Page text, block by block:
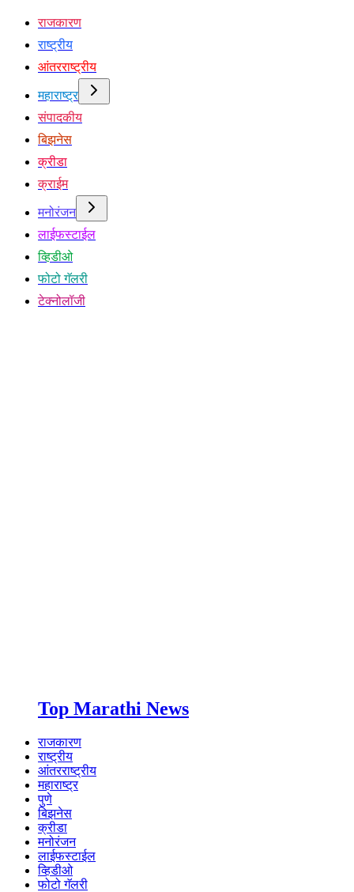
राजकारण
राष्ट्रीय
आंतरराष्ट्रीय
महाराष्ट्र
संपादकीय
बिझनेस
क्रीडा
क्राईम
मनोरंजन
लाईफस्टाईल
व्हिडीओ
फोटो गॅलरी
टेक्नोलॉजी
Top Marathi News
राजकारण
राष्ट्रीय
आंतरराष्ट्रीय
महाराष्ट्र
पुणे
बिझनेस
क्रीडा
मनोरंजन
लाईफस्टाईल
व्हिडीओ
फोटो गॅलरी